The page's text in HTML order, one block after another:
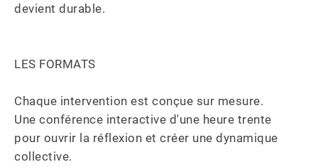
devient durable.
LES FORMATS
Chaque intervention est conçue sur mesure.
Une conférence interactive d'une heure trente
pour ouvrir la réflexion et créer une dynamique
collective.